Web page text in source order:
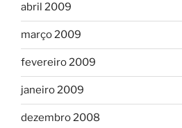
abril 2009
março 2009
fevereiro 2009
janeiro 2009
dezembro 2008